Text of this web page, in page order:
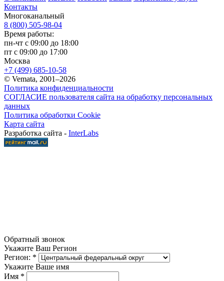
Контакты
Многоканальный
8 (800) 505-98-04
Время работы:
пн-чт с 09:00 до 18:00
пт с 09:00 до 17:00
Москва
+7 (499) 685-10-58
© Vemata, 2001–2026
Политика конфиденциальности
СОГЛАСИЕ пользователя сайта на обработку персональных
данных
Политика обработки Cookie
Карта сайта
Разработка сайта - InterLabs
Обратный звонок
Укажите Ваш Регион
Регион: *
Укажите Ваше имя
Имя *